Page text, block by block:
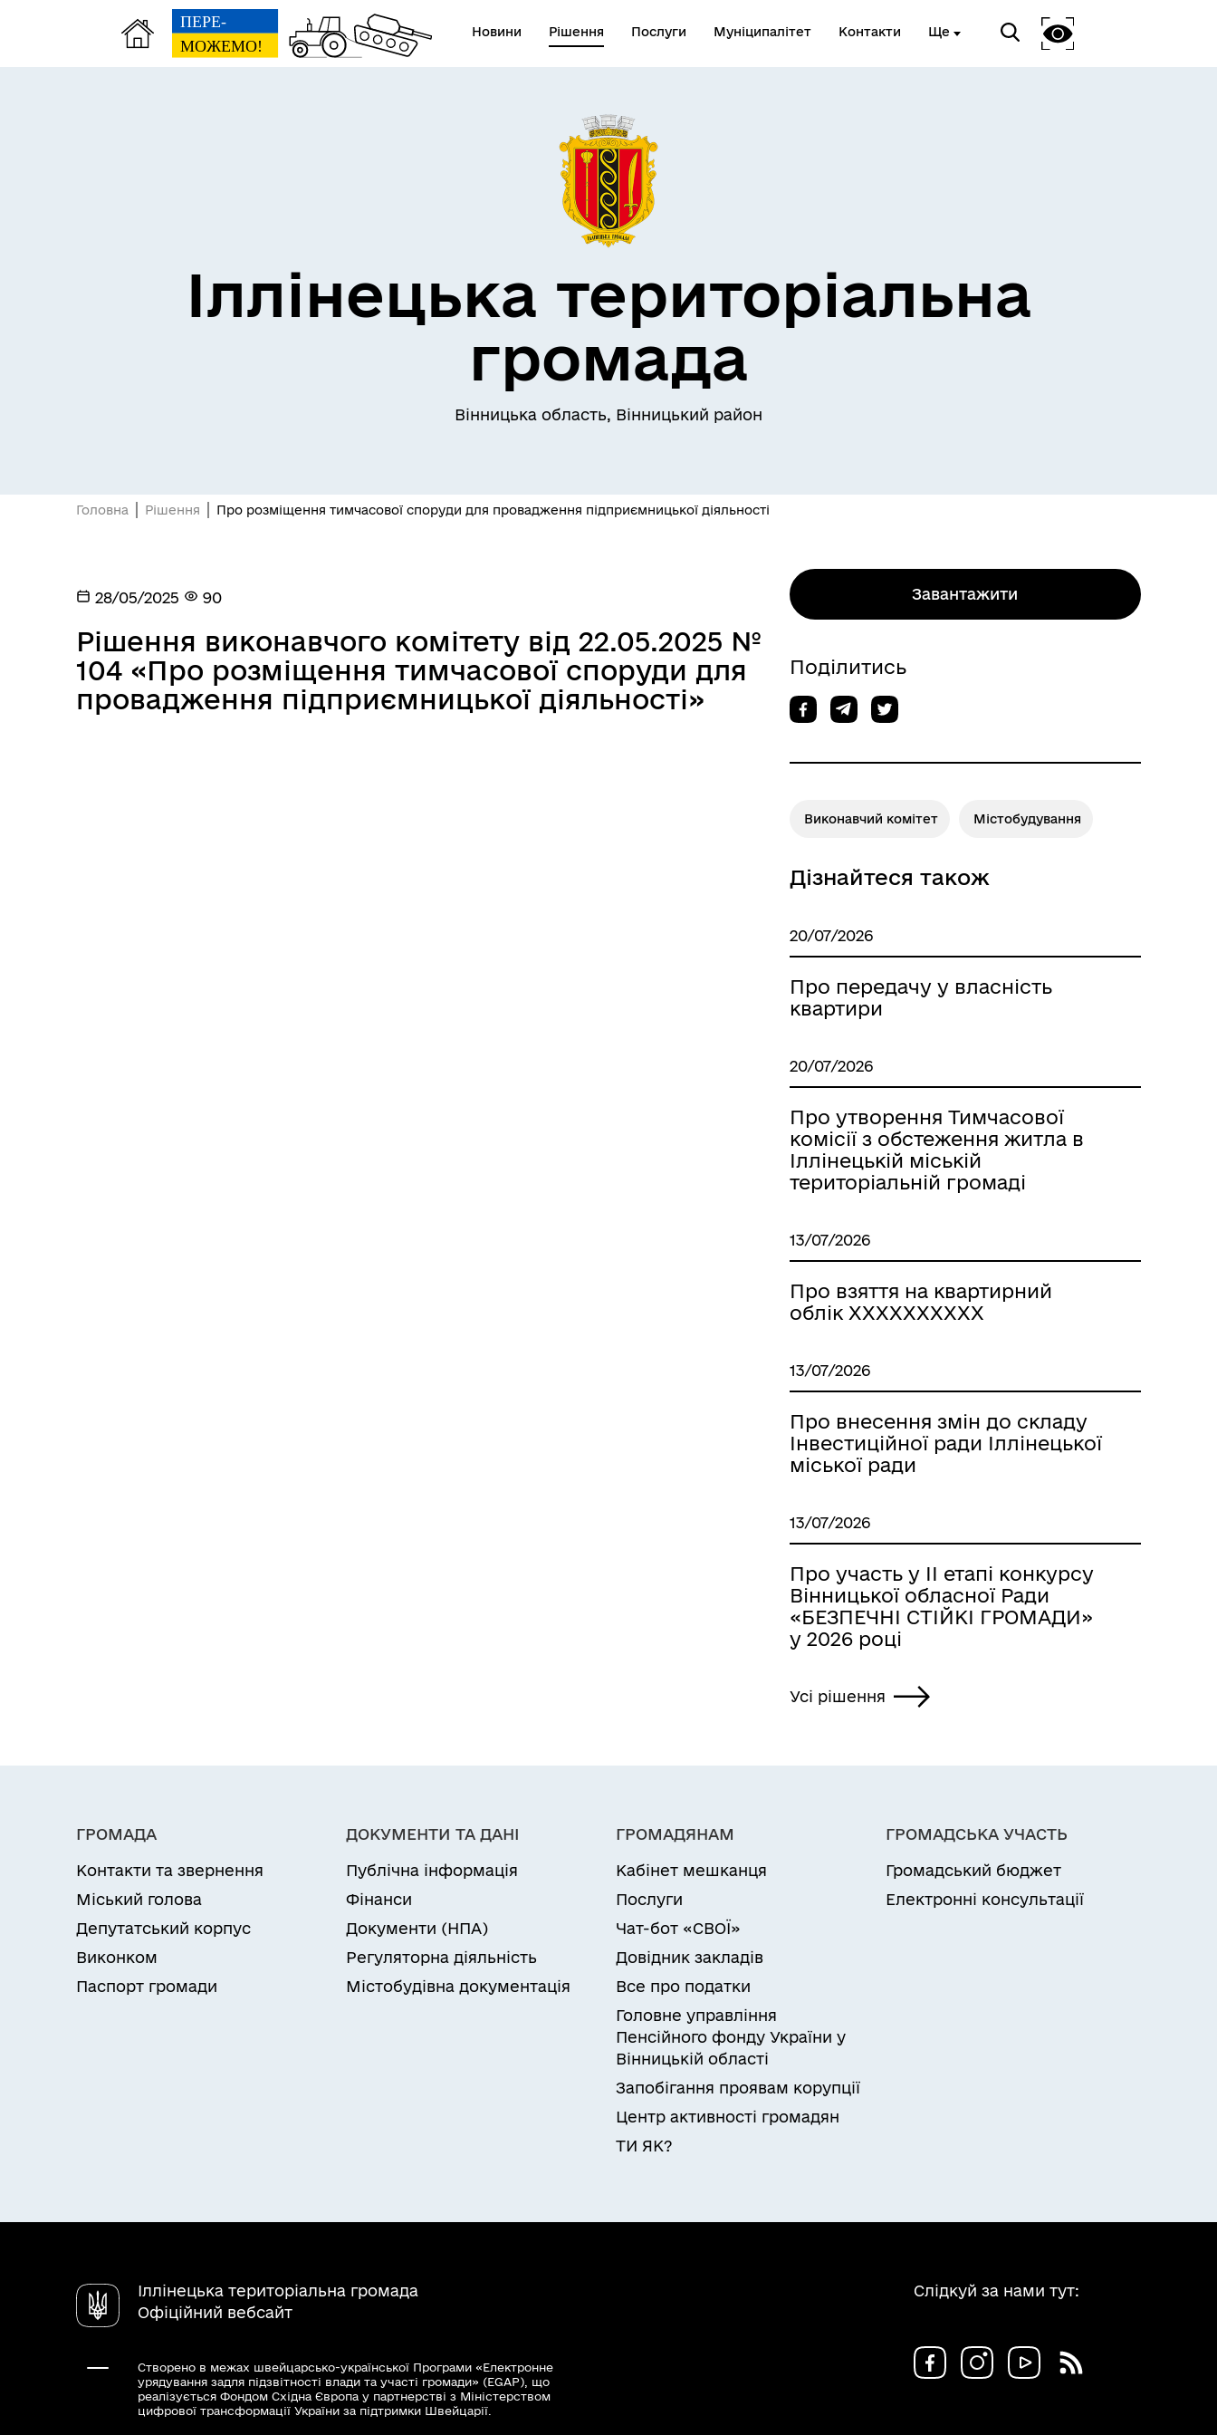
Новини Рішення Послуги Муніципалітет Контакти Ще
Іллінецька територіальна
громада
Вінницька область, Вінницький район
Головна Рішення Про розміщення тимчасової споруди для провадження підприємницької діяльності
28/05/2025 90
Рішення виконавчого комітету від 22.05.2025 №
104 «Про розміщення тимчасової споруди для
провадження підприємницької діяльності»
Завантажити
Поділитись
Виконавчий комітет Містобудування
Дізнайтеся також
20/07/2026
Про передачу у власність
квартири
20/07/2026
Про утворення Тимчасової
комісії з обстеження житла в
Іллінецькій міській
територіальній громаді
13/07/2026
Про взяття на квартирний
облік ХХХХХХХХХХ
13/07/2026
Про внесення змін до складу
Інвестиційної ради Іллінецької
міської ради
13/07/2026
Про участь у ІІ етапі конкурсу
Вінницької обласної Ради
«БЕЗПЕЧНІ СТІЙКІ ГРОМАДИ»
у 2026 році
Усі рішення
ГРОМАДА
Контакти та звернення
Міський голова
Депутатський корпус
Виконком
Паспорт громади
ДОКУМЕНТИ ТА ДАНІ
Публічна інформація
Фінанси
Документи (НПА)
Регуляторна діяльність
Містобудівна документація
ГРОМАДЯНАМ
Кабінет мешканця
Послуги
Чат-бот «СВОЇ»
Довідник закладів
Все про податки
Головне управління
Пенсійного фонду України у
Вінницькій області
Запобігання проявам корупції
Центр активності громадян
ТИ ЯК?
ГРОМАДСЬКА УЧАСТЬ
Громадський бюджет
Електронні консультації
Іллінецька територіальна громада
Офіційний вебсайт
Створено в межах швейцарсько-української Програми «Електронне
урядування задля підзвітності влади та участі громади» (EGAP), що
реалізується Фондом Східна Європа у партнерстві з Міністерством
цифрової трансформації України за підтримки Швейцарії.
Слідкуй за нами тут: